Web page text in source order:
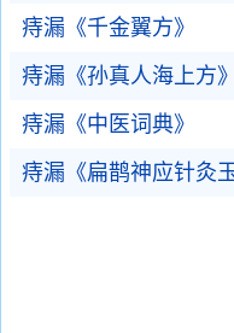
痔漏《千金翼方》
痔漏《孙真人海上方》
痔漏《中医词典》
痔漏《扁鹊神应针灸